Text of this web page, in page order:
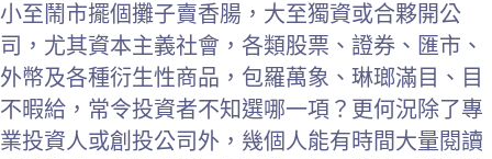
小至鬧市擺個攤子賣香腸，大至獨資或合夥開公
司，尤其資本主義社會，各類股票、證券、匯市、
外幣及各種衍生性商品，包羅萬象、琳瑯滿目、目
不暇給，常令投資者不知選哪一項？更何況除了專
業投資人或創投公司外，幾個人能有時間大量閱讀